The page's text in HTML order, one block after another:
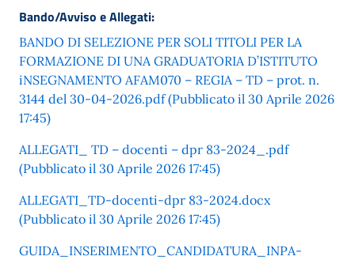
Bando/Avviso e Allegati:
BANDO DI SELEZIONE PER SOLI TITOLI PER LA
FORMAZIONE DI UNA GRADUATORIA D’ISTITUTO
iNSEGNAMENTO AFAM070 – REGIA – TD – prot. n.
3144 del 30-04-2026.pdf (Pubblicato il 30 Aprile 2026
17:45)
ALLEGATI_ TD – docenti – dpr 83-2024_.pdf
(Pubblicato il 30 Aprile 2026 17:45)
ALLEGATI_TD-docenti-dpr 83-2024.docx
(Pubblicato il 30 Aprile 2026 17:45)
GUIDA_INSERIMENTO_CANDIDATURA_INPA-